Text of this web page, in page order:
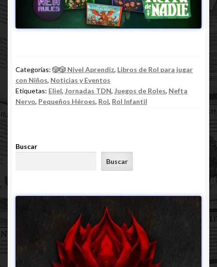
Categorías: 🎲🎲 Nivel Aprendiz, Libros de Rol para jugar
con Niños, Noticias y Eventos
Etiquetas: Eliel, Jornadas TDN, Juegos de Roles, Nefta
Nervo, Pequeños Héroes, Rol, Rol Infantil
Buscar
Buscar